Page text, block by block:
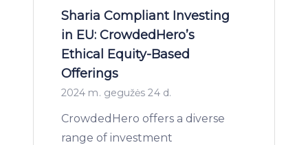
Sharia Compliant Investing
in EU: CrowdedHero’s
Ethical Equity-Based
Offerings
2024 m. gegužės 24 d.
CrowdedHero offers a diverse
range of investment